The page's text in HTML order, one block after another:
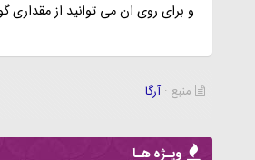
و برای روی ان می توانید از مقداری
منبع : آرگا
ویـژه هـا